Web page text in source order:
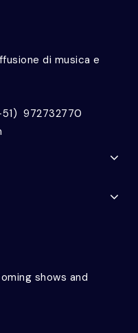
di musica e
972732770
shows and